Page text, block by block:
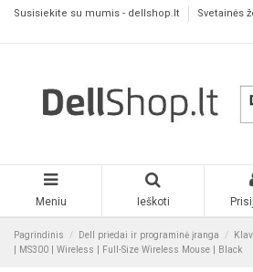
Susisiekite su mumis - dellshop.lt Svetainės
Meniu Ieškoti
Pagrindinis Dell priedai ir programinė įranga
| MS300 | Wireless | Full-Size Wireless Mouse | Black